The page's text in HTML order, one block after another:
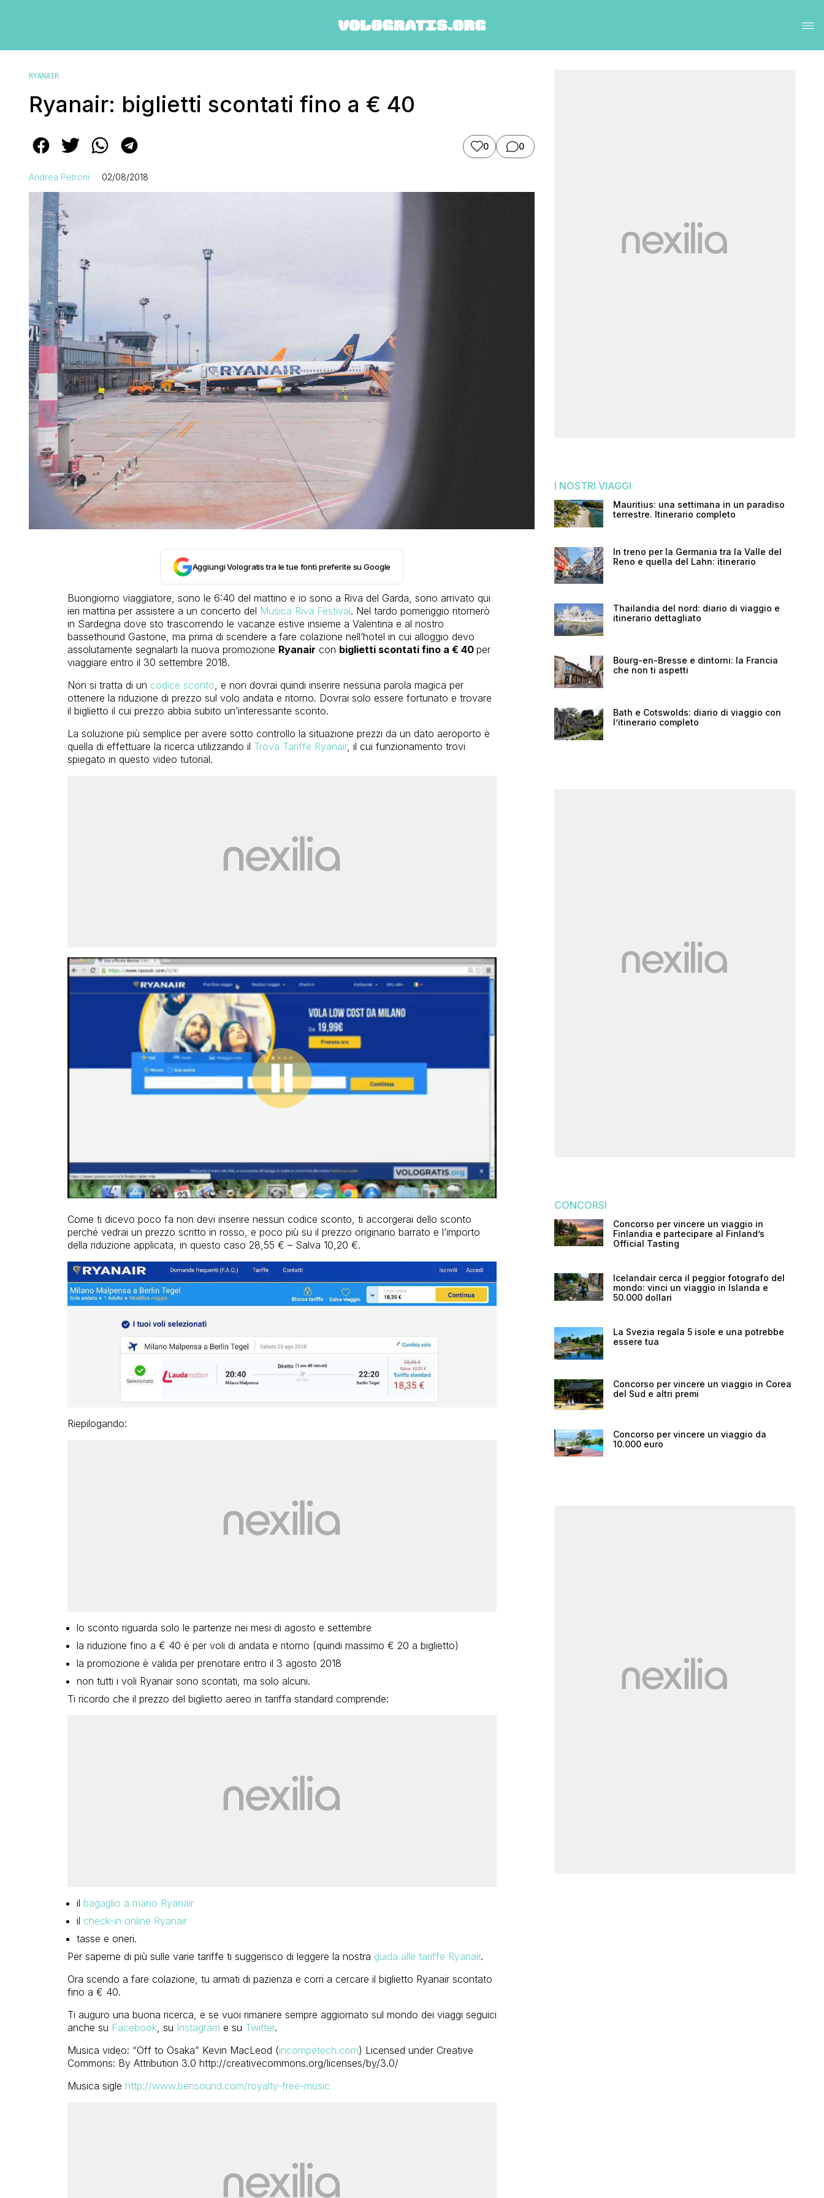
RYANAIR
Ryanair: biglietti scontati fino a € 40
0 0
Andrea Petroni 02/08/2018
Aggiungi Vologratis tra le tue fonti preferite su Google
Buongiorno viaggiatore, sono le 6:40 del mattino e io sono a Riva del Garda, sono arrivato qui
ieri mattina per assistere a un concerto del Musica Riva Festival. Nel tardo pomeriggio ritornerò
in Sardegna dove sto trascorrendo le vacanze estive insieme a Valentina e al nostro
bassethound Gastone, ma prima di scendere a fare colazione nell’hotel in cui alloggio devo
assolutamente segnalarti la nuova promozione Ryanair con biglietti scontati fino a € 40 per
viaggiare entro il 30 settembre 2018.
Non si tratta di un codice sconto, e non dovrai quindi inserire nessuna parola magica per
ottenere la riduzione di prezzo sul volo andata e ritorno. Dovrai solo essere fortunato e trovare
il biglietto il cui prezzo abbia subito un’interessante sconto.
La soluzione più semplice per avere sotto controllo la situazione prezzi da un dato aeroporto è
quella di effettuare la ricerca utilizzando il Trova Tariffe Ryanair, il cui funzionamento trovi
spiegato in questo video tutorial.
Come ti dicevo poco fa non devi inserire nessun codice sconto, ti accorgerai dello sconto
perché vedrai un prezzo scritto in rosso, e poco più su il prezzo originario barrato e l’importo
della riduzione applicata, in questo caso 28,55 € – Salva 10,20 €.
Riepilogando:
lo sconto riguarda solo le partenze nei mesi di agosto e settembre
la riduzione fino a € 40 è per voli di andata e ritorno (quindi massimo € 20 a biglietto)
la promozione è valida per prenotare entro il 3 agosto 2018
non tutti i voli Ryanair sono scontati, ma solo alcuni.
Ti ricordo che il prezzo del biglietto aereo in tariffa standard comprende:
il bagaglio a mano Ryanair
il check-in online Ryanair
tasse e oneri.
Per saperne di più sulle varie tariffe ti suggerisco di leggere la nostra guida alle tariffe Ryanair.
Ora scendo a fare colazione, tu armati di pazienza e corri a cercare il biglietto Ryanair scontato
fino a € 40.
Ti auguro una buona ricerca, e se vuoi rimanere sempre aggiornato sul mondo dei viaggi seguici
anche su Facebook, su Instagram e su Twitter.
Musica video: “Off to Osaka” Kevin MacLeod (incompetech.com) Licensed under Creative
Commons: By Attribution 3.0 http://creativecommons.org/licenses/by/3.0/
Musica sigle http://www.bensound.com/royalty-free-music
I NOSTRI VIAGGI
Mauritius: una settimana in un paradiso
terrestre. Itinerario completo
In treno per la Germania tra la Valle del
Reno e quella del Lahn: itinerario
Thailandia del nord: diario di viaggio e
itinerario dettagliato
Bourg-en-Bresse e dintorni: la Francia
che non ti aspetti
Bath e Cotswolds: diario di viaggio con
l’itinerario completo
CONCORSI
Concorso per vincere un viaggio in
Finlandia e partecipare al Finland’s
Official Tasting
Icelandair cerca il peggior fotografo del
mondo: vinci un viaggio in Islanda e
50.000 dollari
La Svezia regala 5 isole e una potrebbe
essere tua
Concorso per vincere un viaggio in Corea
del Sud e altri premi
Concorso per vincere un viaggio da
10.000 euro